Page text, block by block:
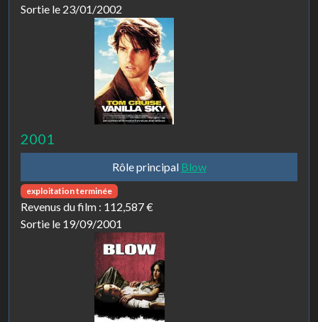
Sortie le 23/01/2002
2001
Rôle principal Blow
exploitation terminée
Revenus du film : 112,587 €
Sortie le 19/09/2001